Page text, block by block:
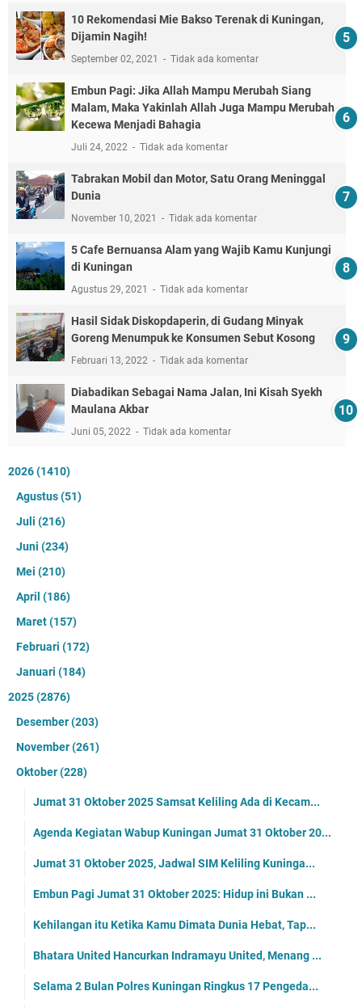
10 Rekomendasi Mie Bakso Terenak di Kuningan,
Dijamin Nagih!
September 02, 2021 Tidak ada komentar
Embun Pagi: Jika Allah Mampu Merubah Siang
Malam, Maka Yakinlah Allah Juga Mampu Merubah
Kecewa Menjadi Bahagia
Juli 24, 2022 Tidak ada komentar
Tabrakan Mobil dan Motor, Satu Orang Meninggal
Dunia
November 10, 2021 Tidak ada komentar
5 Cafe Bernuansa Alam yang Wajib Kamu Kunjungi
di Kuningan
Agustus 29, 2021 Tidak ada komentar
Hasil Sidak Diskopdaperin, di Gudang Minyak
Goreng Menumpuk ke Konsumen Sebut Kosong
Februari 13, 2022 Tidak ada komentar
Diabadikan Sebagai Nama Jalan, Ini Kisah Syekh
Maulana Akbar
Juni 05, 2022 Tidak ada komentar
2026(1410)
Agustus(51)
Juli (216)
Juni (234)
Mei (210)
April (186)
Maret(157)
Februari (172)
Januari (184)
2025(2876)
Desember(203)
November(261)
Oktober(228)
Jumat 31 Oktober 2025 Samsat Keliling Ada di Kecam...
Agenda Kegiatan Wabup Kuningan Jumat 31 Oktober 20...
Jumat 31 Oktober 2025, Jadwal SIM Keliling Kuninga...
Embun Pagi Jumat 31 Oktober 2025: Hidup ini Bukan ...
Kehilangan itu Ketika Kamu Dimata Dunia Hebat, Tap...
Bhatara United Hancurkan Indramayu United, Menang ...
Selama 2 Bulan Polres Kuningan Ringkus 17 Pengeda...